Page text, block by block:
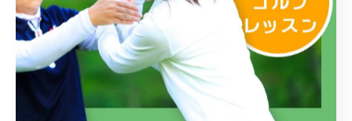
ゴルフレッスンと同時にクラブフィッティングを行うこ
とで、上達のスピードを大きく実感できます。東京都豊
島区の多くの施設では、シャフトやヘッドのスペック測
定、スイングデータの解析を組み合わせたフィッティン
グサービスが用意されています。